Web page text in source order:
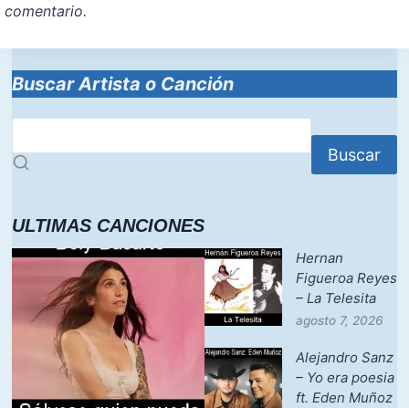
comentario.
Buscar Artista o Canción
Buscar
ULTIMAS CANCIONES
Hernan
Figueroa Reyes
– La Telesita
agosto 7, 2026
Alejandro Sanz
– Yo era poesia
ft. Eden Muñoz